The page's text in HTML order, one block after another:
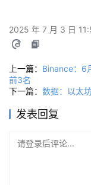
2025 年 7 月 3 日
上一篇： Binance：6
前3名
下一篇： 数据：以太
发表回复
请登录后评论...